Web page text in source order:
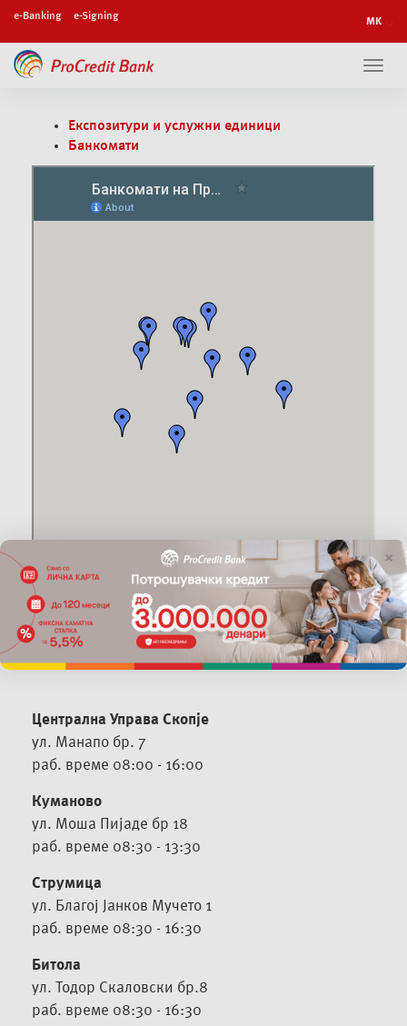
e-Banking e-Signing
Експозитури и услужни единици
Банкомати
Procredit
Bank
Централна Управа Скопје
ул. Манапо бр. 7
раб. време 08:00 - 16:00
Куманово
ул. Моша Пијаде бр 18
раб. време 08:30 - 13:30
Струмица
ул. Благој Јанков Мучето 1
раб. време 08:30 - 16:30
Битола
ул. Тодор Скаловски бр.8
раб. време 08:30 - 16:30
×